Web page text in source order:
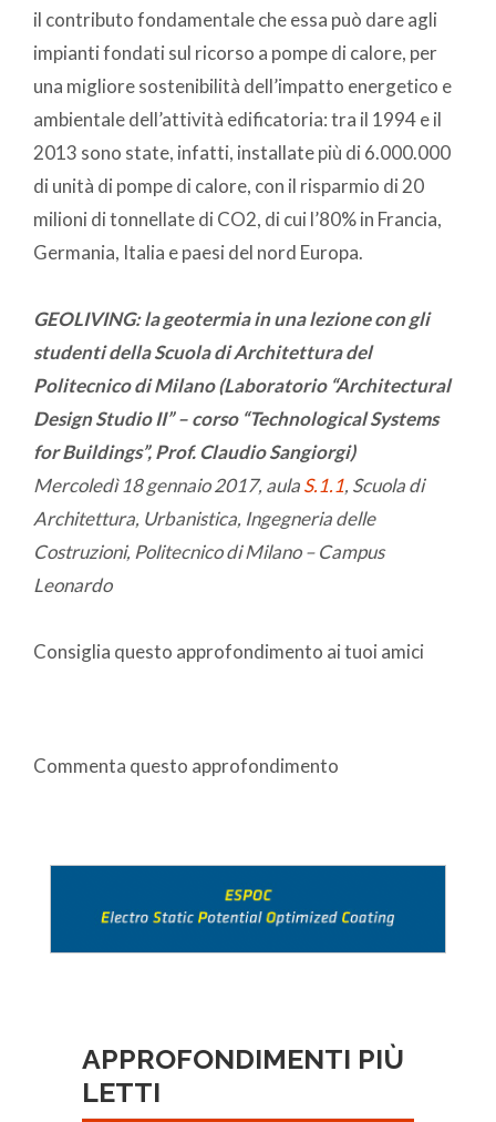
il contributo fondamentale che essa può dare agli
impianti fondati sul ricorso a pompe di calore, per
una migliore sostenibilità dell’impatto energetico e
ambientale dell’attività edificatoria: tra il 1994 e il
2013 sono state, infatti, installate più di 6.000.000
di unità di pompe di calore, con il risparmio di 20
milioni di tonnellate di CO2, di cui l’80% in Francia,
Germania, Italia e paesi del nord Europa.
GEOLIVING: la geotermia in una lezione con gli
studenti della Scuola di Architettura del
Politecnico di Milano (Laboratorio “Architectural
Design Studio II” – corso “Technological Systems
for Buildings”, Prof. Claudio Sangiorgi)
Mercoledì 18 gennaio 2017, aulaS.1.1, Scuola di
Architettura, Urbanistica, Ingegneria delle
Costruzioni, Politecnico di Milano – Campus
Leonardo
Consiglia questo approfondimento ai tuoi amici
Commenta questo approfondimento
APPROFONDIMENTI PIÙ
LETTI